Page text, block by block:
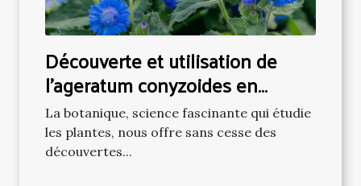
Découverte et utilisation de
l'ageratum conyzoides en
botanique
La botanique, science fascinante qui étudie
les plantes, nous offre sans cesse des
découvertes...